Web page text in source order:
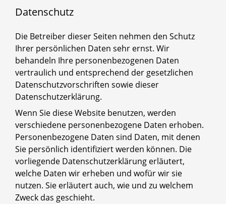
Datenschutz
Die Betreiber dieser Seiten nehmen den Schutz
Ihrer persönlichen Daten sehr ernst. Wir
behandeln Ihre personenbezogenen Daten
vertraulich und entsprechend der gesetzlichen
Datenschutzvorschriften sowie dieser
Datenschutzerklärung.
Wenn Sie diese Website benutzen, werden
verschiedene personenbezogene Daten erhoben.
Personenbezogene Daten sind Daten, mit denen
Sie persönlich identifiziert werden können. Die
vorliegende Datenschutzerklärung erläutert,
welche Daten wir erheben und wofür wir sie
nutzen. Sie erläutert auch, wie und zu welchem
Zweck das geschieht.